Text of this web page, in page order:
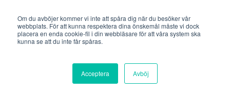
Om du avböjer kommer vi inte att spåra dig när du besöker vår
webbplats. För att kunna respektera dina önskemål måste vi dock
placera en enda cookie-fil i din webbläsare för att våra system ska
kunna se att du inte får spåras.
Acceptera Avböj
o
a
r